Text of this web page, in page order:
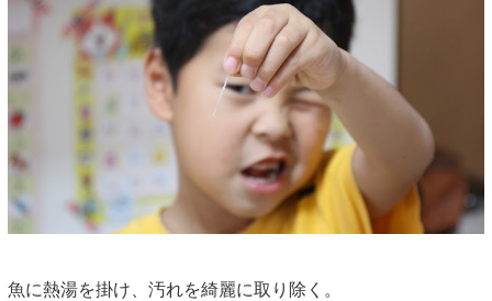
魚に熱湯を掛け、汚れを綺麗に取り除く。